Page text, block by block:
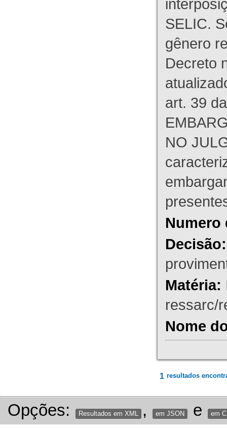
SELIC.
gênero
Decreto
art. 39
NO
Numero
Decisão:
Matéria:
ressarc/
Nome
1 resultados
Opções: Resultados em XML , em JSON e em